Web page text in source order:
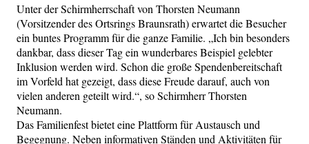
Unter der Schirmherrschaft von Thorsten Neumann
(Vorsitzender des Ortsrings Braunsrath) erwartet die Besucher
ein buntes Programm für die ganze Familie. „Ich bin besonders
dankbar, dass dieser Tag ein wunderbares Beispiel gelebter
Inklusion werden wird. Schon die große Spendenbereitschaft
im Vorfeld hat gezeigt, dass diese Freude darauf, auch von
vielen anderen geteilt wird.“, so Schirmherr Thorsten
Neumann.
Das Familienfest bietet eine Plattform für Austausch und
Begegnung. Neben informativen Ständen und Aktivitäten für